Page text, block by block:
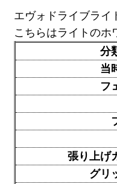
エヴォドライブライ
こちらはライトのホ
分
当
フ
張り上げ
グリ